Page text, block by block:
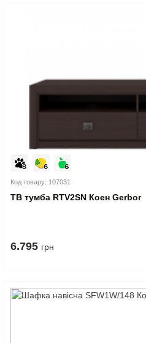
Код товару: 107031
ТВ тумба RTV2SN Коен Gerbor
6.795 грн